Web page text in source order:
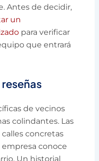
Antes de decidir,
un
para verificar
que entrará
de vecinos
colindantes. Las
concretas
empresa conoce
Un historial